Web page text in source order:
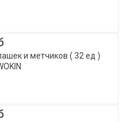
и метчиков ( 32 ед )